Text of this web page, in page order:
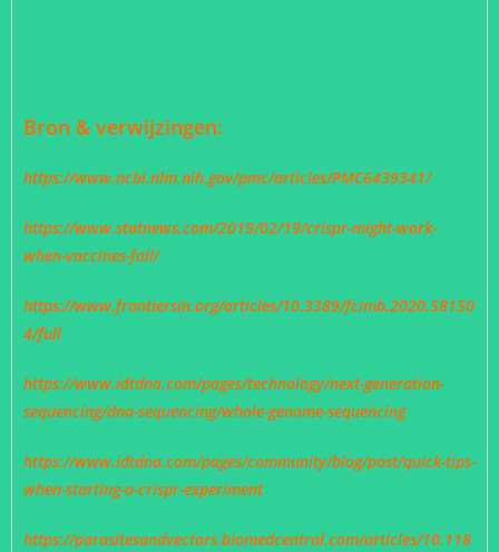
Bron & verwijzingen:
https://www.ncbi.nlm.nih.gov/pmc/articles/PMC6439341/
https://www.statnews.com/2019/02/19/crispr-might-work-
when-vaccines-fail/
https://www.frontiersin.org/articles/10.3389/fcimb.2020.58150
4/full
https://www.idtdna.com/pages/technology/next-generation-
sequencing/dna-sequencing/whole-genome-sequencing
https://www.idtdna.com/pages/community/blog/post/quick-tips-
when-starting-a-crispr-experiment
https://parasitesandvectors.biomedcentral.com/articles/10.118